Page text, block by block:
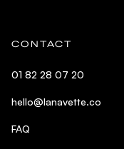
CONTACT
01 82 28 07 20
hello@lanavette.co
FAQ